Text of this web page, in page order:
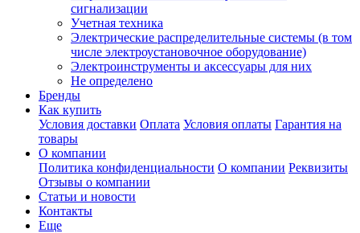
сигнализации
Учетная техника
Электрические распределительные системы (в том
числе электроустановочное оборудование)
Электроинструменты и аксессуары для них
Не определено
Бренды
Как купить
Условия доставки Оплата Условия оплаты Гарантия на
товары
О компании
Политика конфиденциальности О компании Реквизиты
Отзывы о компании
Статьи и новости
Контакты
Еще